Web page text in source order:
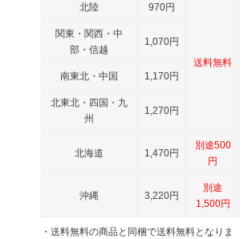
北陸 970円
送料無料
関東・関西・中
部・信越
1,070円
南東北・中国 1,170円
北東北・四国・九
州
1,270円
北海道 1,470円
別途500
円
沖縄 3,220円
別途
1,500円
・送料無料の商品と同梱で送料無料となりま